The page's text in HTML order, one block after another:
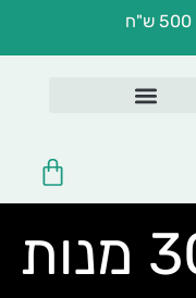
עגלת
קניות
78 גרם ב-30 מנות